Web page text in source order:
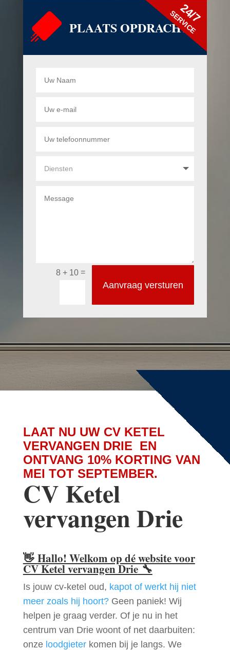
PLAATS OPDRACHT
24/7
SERVICE
8 + 10=
Aanvraag versturen
LAAT NU UW CV KETEL
VERVANGEN DRIE EN
ONTVANG 10% KORTING VAN
MEI TOT SEPTEMBER.
CV Ketel
vervangen Drie
👋 Hallo! Welkom op dé website voor
CV Ketel vervangen Drie🔧
Is jouw cv-ketel oud, kapot of werkt hij niet
meer zoals hij hoort?Geen paniek! Wij
helpen je graag verder. Of je nu in het
centrum van Drie woont of net daarbuiten:
onze loodgieterkomen bij je langs. We